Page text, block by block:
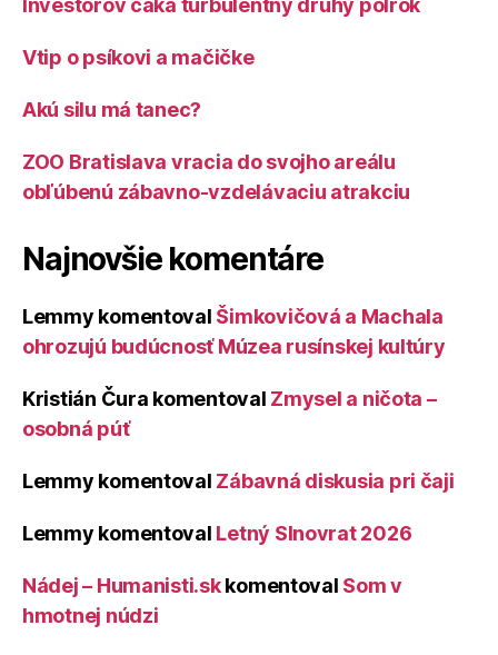
Investorov čaká turbulentný druhý polrok
Vtip o psíkovi a mačičke
Akú silu má tanec?
ZOO Bratislava vracia do svojho areálu
obľúbenú zábavno-vzdelávaciu atrakciu
Najnovšie komentáre
Lemmy komentoval Šimkovičová a Machala
ohrozujú budúcnosť Múzea rusínskej kultúry
Kristián Čura komentoval Zmysel a ničota –
osobná púť
Lemmy komentoval Zábavná diskusia pri čaji
Lemmy komentoval Letný Slnovrat 2026
Nádej – Humanisti.skkomentoval Som v
hmotnej núdzi